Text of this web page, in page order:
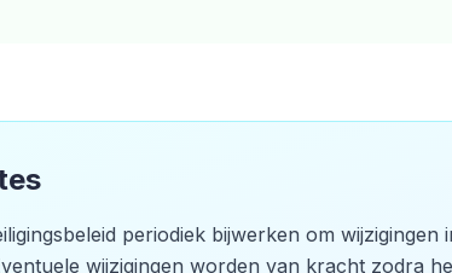
periodiek bijwerken om
wijzigingen worden van kracht zodra